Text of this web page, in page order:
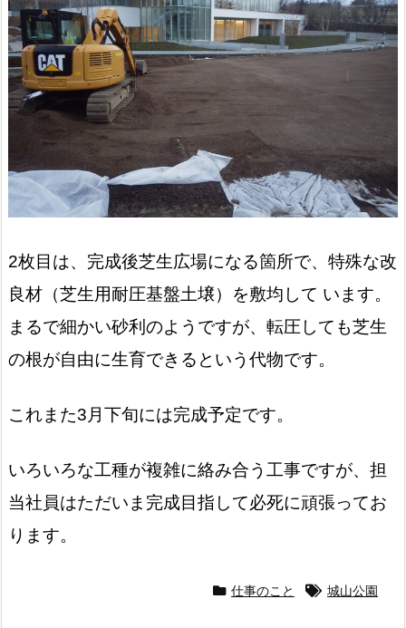
2枚目は、完成後芝生広場になる箇所で、特殊な改
良材（芝生用耐圧基盤土壌）を敷均して います。
まるで細かい砂利のようですが、転圧しても芝生
の根が自由に生育できるという代物です。
これまた3月下旬には完成予定です。
いろいろな工種が複雑に絡み合う工事ですが、担
当社員はただいま完成目指して必死に頑張ってお
ります。
仕事のこと 城山公園